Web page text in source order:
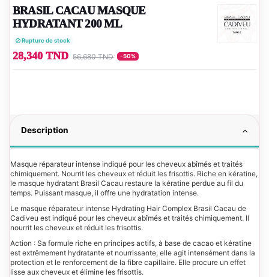
BRASIL CACAU MASQUE
HYDRATANT 200 ML
Rupture de stock
28,340 TND 56,680 TND -50%
Description
Masque réparateur intense indiqué pour les cheveux abîmés et traités
chimiquement. Nourrit les cheveux et réduit les frisottis. Riche en kératine,
le masque hydratant Brasil Cacau restaure la kératine perdue au fil du
temps. Puissant masque, il offre une hydratation intense.
Le masque réparateur intense Hydrating Hair Complex Brasil Cacau de
Cadiveu est indiqué pour les cheveux abîmés et traités chimiquement. Il
nourrit les cheveux et réduit les frisottis.
Action : Sa formule riche en principes actifs, à base de cacao et kératine
est extrêmement hydratante et nourrissante, elle agit intensément dans la
protection et le renforcement de la fibre capillaire. Elle procure un effet
lisse aux cheveux et élimine les frisottis.